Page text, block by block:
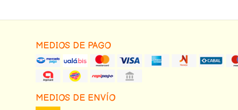
MEDIOS DE PAGO
MEDIOS DE ENVÍO